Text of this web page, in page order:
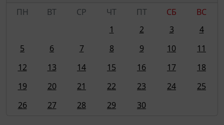
ПН
ВТ СР ЧТ ПТ СБ
ВС
1
2 3
4
5
6 7 8 9 10
11
12
13 14 15 16 17
18
19
20 21 22 23 24
25
26
27 28 29 30